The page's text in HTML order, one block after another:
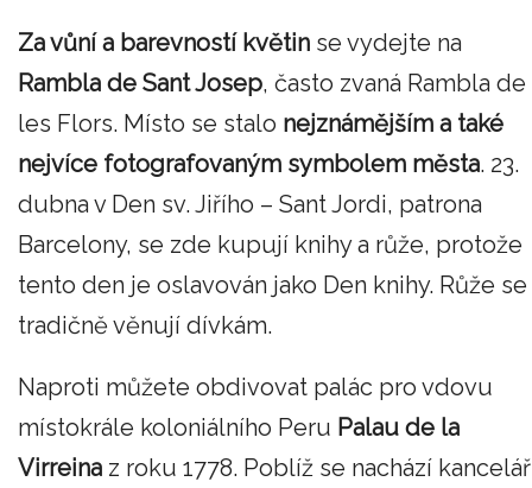
Za vůní a barevností květin se vydejte na
Rambla de Sant Josep, často zvaná Rambla de
les Flors. Místo se stalo nejznámějším a také
nejvíce fotografovaným symbolem města. 23.
dubna v Den sv. Jiřího – Sant Jordi, patrona
Barcelony, se zde kupují knihy a růže, protože
tento den je oslavován jako Den knihy. Růže se
tradičně věnují dívkám.
Naproti můžete obdivovat palác pro vdovu
místokrále koloniálního Peru Palau de la
Virreina z roku 1778. Poblíž se nachází kancelář